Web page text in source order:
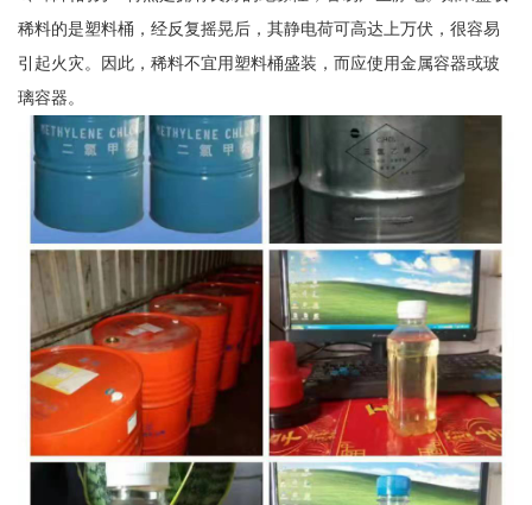
稀料的是塑料桶，经反复摇晃后，其静电荷可高达上万伏，很容易
引起火灾。因此，稀料不宜用塑料桶盛装，而应使用金属容器或玻
璃容器。